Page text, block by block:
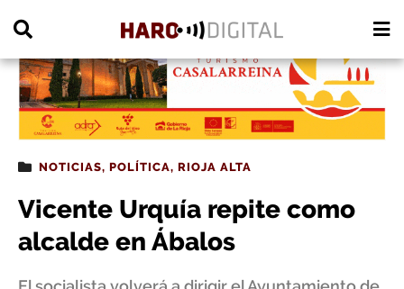
NOTICIAS, POLÍTICA, RIOJA ALTA
Vicente Urquía repite como
alcalde en Ábalos